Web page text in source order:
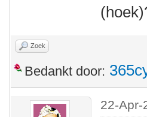
Zoek
Bedankt door:
22-Apr-